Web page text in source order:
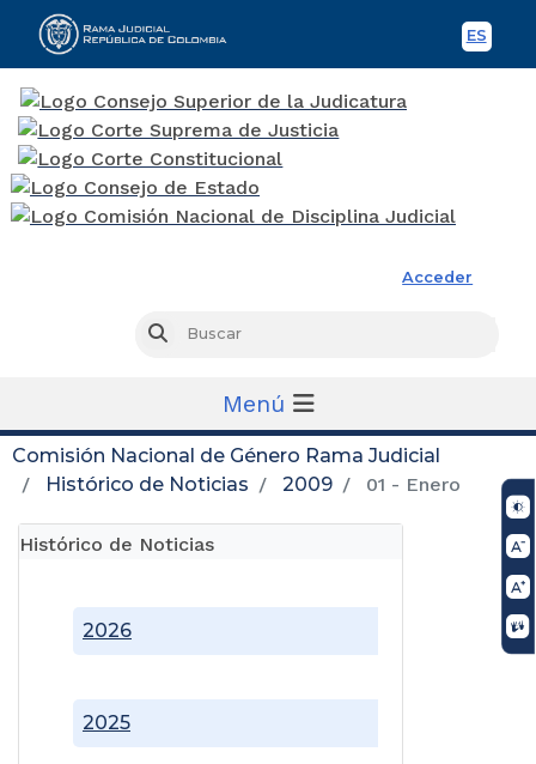
ES
Acceder
Buscar
Menú
Comisión Nacional de Género Rama Judicial
Histórico de Noticias
2009 01 - Enero
Histórico de Noticias
2025
2026